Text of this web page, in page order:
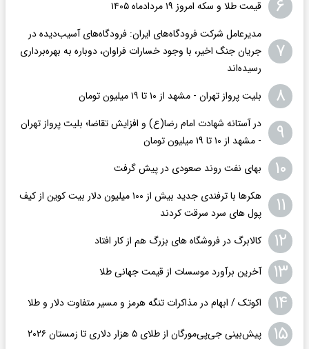
۶ قیمت طلا و سکه امروز ۱۹ مردادماه ۱۴۰۵
۷
مدیرعامل شرکت فرودگاه‌های ایران: فرودگاه‌های آسیب‌دیده در
جریان جنگ اخیر، با وجود خسارات فراوان، دوباره به بهره‌برداری
رسیده‌اند
۸ بلیت پرواز تهران - مشهد از ۱۰ تا ۱۹ میلیون تومان
۹
در آستانه شهادت امام رضا(ع) و افزایش تقاضا؛ بلیت پرواز تهران
- مشهد از ۱۰ تا ۱۹ میلیون تومان
۱۰ بهای نفت روند صعودی در پیش گرفت
۱۱
هکرها با ترفندی جدید بیش از ۱۰۰ میلیون دلار بیت کوین از کیف
پول های سرد سرقت کردند
۱۲ کالابرگ در فروشگاه های بزرگ هم از کار افتاد
۱۳ آخرین برآورد موسسات از قیمت جهانی طلا
۱۴ اکوتک / ابهام در مذاکرات تنگه هرمز و مسیر متفاوت دلار و طلا
۱۵ پیش‌بینی جی‌پی‌مورگان از طلای ۵ هزار دلاری تا زمستان ۲۰۲۶